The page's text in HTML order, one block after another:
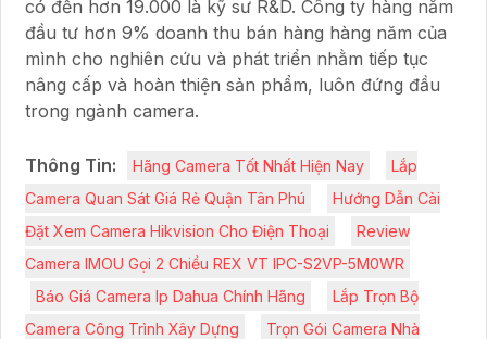
có đến hơn 19.000 là kỹ sư R&D. Công ty hàng năm
đầu tư hơn 9% doanh thu bán hàng hàng năm của
mình cho nghiên cứu và phát triển nhằm tiếp tục
nâng cấp và hoàn thiện sản phẩm, luôn đứng đầu
trong ngành camera.
Thông Tin: Hãng Camera Tốt Nhất Hiện Nay
Lắp
Camera Quan Sát Giá Rẻ Quận Tân Phú
Hướng Dẫn Cài
Đặt Xem Camera Hikvision Cho Điện Thoại
Review
Camera IMOU Gọi 2 Chiều REX VT IPC-S2VP-5M0WR
Báo Giá Camera Ip Dahua Chính Hãng
Lắp Trọn Bộ
Camera Công Trình Xây Dựng
Trọn Gói Camera Nhà